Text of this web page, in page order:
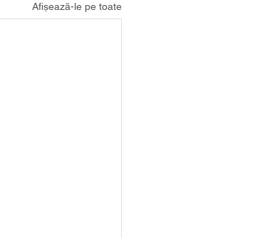
Afișează-le pe toate